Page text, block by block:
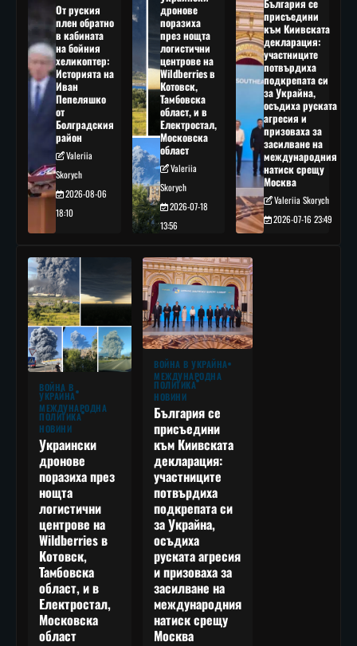
От руския
плен обратно
в кабината
на бойния
хеликоптер:
Историята на
Иван
Пепеляшко
от
Болградския
район
Valeriia
Skorych
2026-08-06
18:10
дронове
поразиха
през нощта
логистични
центрове на
Wildberries в
Котовск,
Тамбовска
област, и в
Електростал,
Московска
област
Valeriia
Skorych
2026-07-18
13:56
България се
присъедини
към Киивската
декларация:
участниците
потвърдиха
подкрепата си
за Украйна,
осъдиха руската
агресия и
призоваха за
засилване на
международния
натиск срещу
Москва
Valeriia Skorych
2026-07-16 23:49
ВОЙНА В
УКРАЙНА
МЕЖДУНАРОДНА
ПОЛИТИКА
НОВИНИ
Украински
дронове
поразиха през
нощта
логистични
центрове на
Wildberries в
Котовск,
Тамбовска
област, и в
Електростал,
Московска
област
ВОЙНА В УКРАЙНА
МЕЖДУНАРОДНА
ПОЛИТИКА
НОВИНИ
България се
присъедини
към Киивската
декларация:
участниците
потвърдиха
подкрепата си
за Украйна,
осъдиха
руската агресия
и призоваха за
засилване на
международния
натиск срещу
Москва